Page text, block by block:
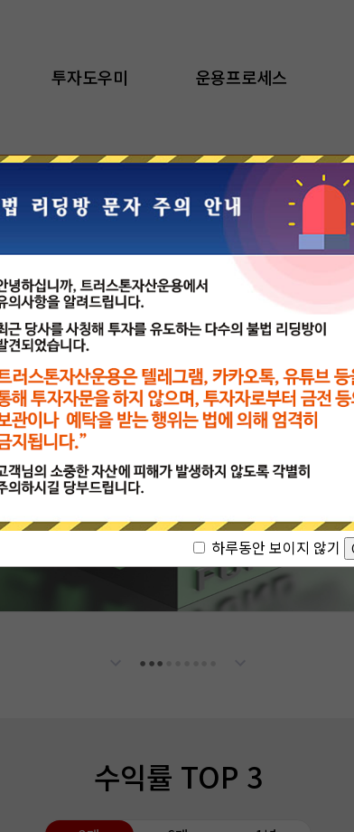
하루동안 보이지 않기
투자도우미 운용프로세스
[ETF]
TRUSTON 코리아밸류업액티브 ETF
트러스톤의 거버넌스 리서치 역량을 바탕으로 코리아밸류업 지
● ● ●
수익률 TOP 3